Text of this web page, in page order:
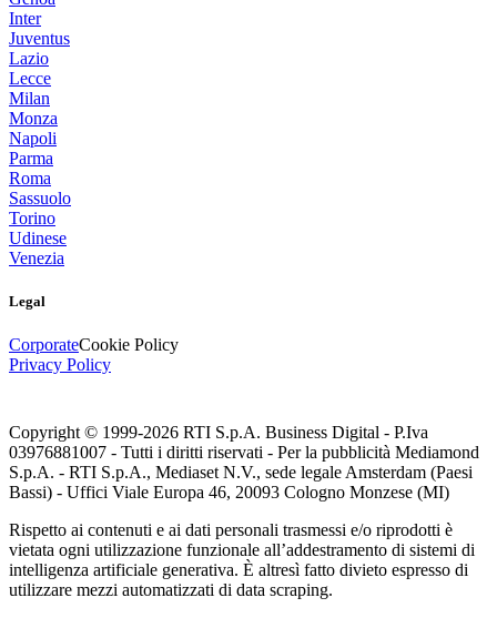
Inter
Juventus
Lazio
Lecce
Milan
Monza
Napoli
Parma
Roma
Sassuolo
Torino
Udinese
Venezia
Legal
CorporateCookie Policy
Privacy Policy
Copyright © 1999-2026 RTI S.p.A. Business Digital - P.Iva
03976881007 - Tutti i diritti riservati - Per la pubblicità Mediamond
S.p.A. - RTI S.p.A., Mediaset N.V., sede legale Amsterdam (Paesi
Bassi) - Uffici Viale Europa 46, 20093 Cologno Monzese (MI)
Rispetto ai contenuti e ai dati personali trasmessi e/o riprodotti è
vietata ogni utilizzazione funzionale all’addestramento di sistemi di
intelligenza artificiale generativa. È altresì fatto divieto espresso di
utilizzare mezzi automatizzati di data scraping.